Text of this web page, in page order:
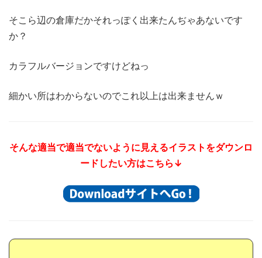
そこら辺の倉庫だかそれっぽく出来たんぢゃあないです
か？
カラフルバージョンですけどねっ
細かい所はわからないのでこれ以上は出来ませんｗ
そんな適当で適当でないように見えるイラストをダウンロ
ードしたい方はこちら↓